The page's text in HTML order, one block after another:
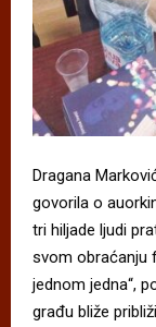
Dragana
govorila o
tri hiljade ljudi
svom obraćanju
jednom jedna“,
građu bliže